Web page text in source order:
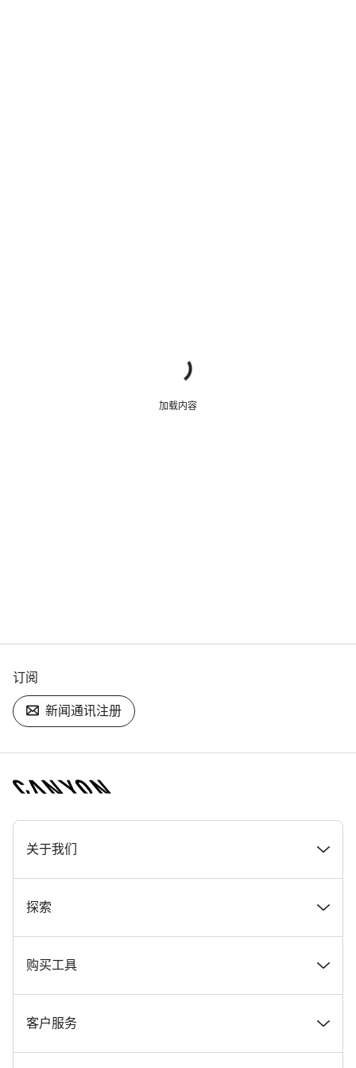
加载内容
订阅
新闻通讯注册
[footer.linksList.title]
关于我们
奖项
在 Canyon 工作
Canyon 新闻发布室
探索
新闻和故事
提示和建议
购买工具
找到您梦寐以求的 Canyon 自行车
客户服务